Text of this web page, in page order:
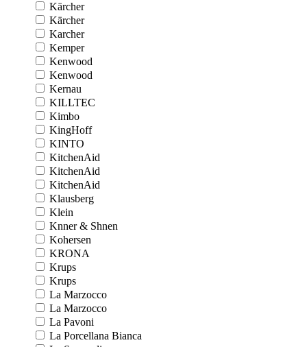
Kärcher
Kärcher
Karcher
Kemper
Kenwood
Kenwood
Kernau
KILLTEC
Kimbo
KingHoff
KINTO
KitchenAid
KitchenAid
KitchenAid
Klausberg
Klein
Knner & Shnen
Kohersen
KRONA
Krups
Krups
La Marzocco
La Marzocco
La Pavoni
La Porcellana Bianca